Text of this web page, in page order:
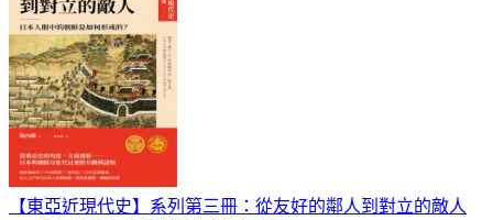
【東亞近現代史】系列第三冊：從友好的鄰人到對立的敵人